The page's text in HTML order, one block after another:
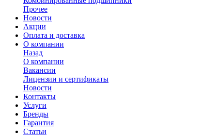
Прочее
Новости
Акции
Оплата и доставка
О компании
Назад
О компании
Вакансии
Лицензии и сертификаты
Новости
Контакты
Услуги
Бренды
Гарантия
Статьи